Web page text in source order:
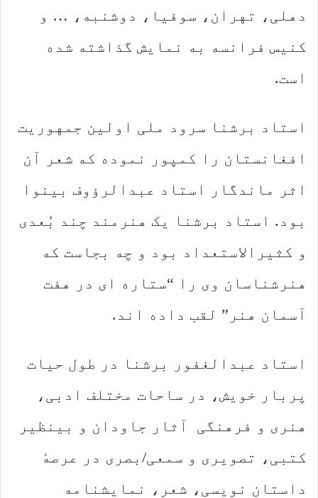
دهلی، تهران، سوفیا، دوشنبه،‌ … و
کنیس فرانسه به نمایش گذاشته شده
است.
استاد برشنا سرود ملی اولین جمهوریت
افغانستان را کمپور نموده که شعر آن
اثر ماندگار استاد عبدالرؤوف بینوا
بود. استاد برشنا یک هنرمند چند بُعدی
و کثیرالاستعداد بود و چه بجاست که
هنرشناسان وی را “ستاره ای در هفت
آسمان هنر” لقب داده اند.
استاد عبدالغفور برشنا در طول حیات
پربار خویش، در ساحات مختلف ادبی،
هنری و فرهنگی آثار جاودان و بینظیر
کتبی، تصویری و سمعی/بصری در عرصهٔ
داستان نویسی،‌ شعر، نمایشنامه